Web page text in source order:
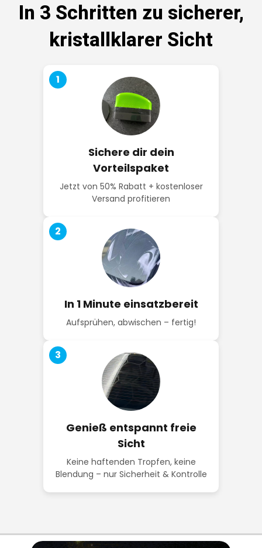
In 3 Schritten zu sicherer,
kristallklarer Sicht
1
Sichere dir dein
Vorteilspaket
Jetzt von 50% Rabatt + kostenloser
Versand profitieren
2
In 1 Minute einsatzbereit
Aufsprühen, abwischen – fertig!
3
Genieß entspannt freie
Sicht
Keine haftenden Tropfen, keine
Blendung – nur Sicherheit & Kontrolle